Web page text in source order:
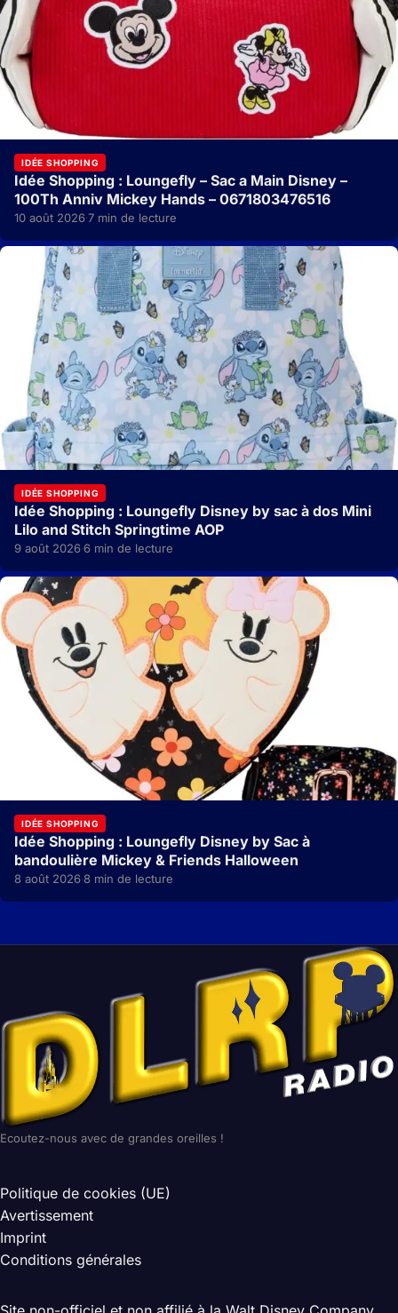
IDÉE SHOPPING
Idée Shopping : Loungefly – Sac a Main Disney –
100Th Anniv Mickey Hands – 0671803476516
10 août 2026·7 min de lecture
IDÉE SHOPPING
Idée Shopping : Loungefly Disney by sac à dos Mini
Lilo and Stitch Springtime AOP
9 août 2026·6 min de lecture
IDÉE SHOPPING
Idée Shopping : Loungefly Disney by Sac à
bandoulière Mickey & Friends Halloween
8 août 2026·8 min de lecture
Ecoutez-nous avec de grandes oreilles !
Politique de cookies (UE)
Avertissement
Imprint
Conditions générales